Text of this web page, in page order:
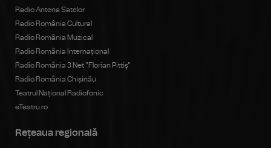
Radio Antena Satelor
Radio România Cultural
Radio România Muzical
Radio România Internațional
Radio România 3 Net "Florian Pittiş"
Radio România Chișinău
Teatrul Național Radiofonic
eTeatru.ro
Rețeaua regională